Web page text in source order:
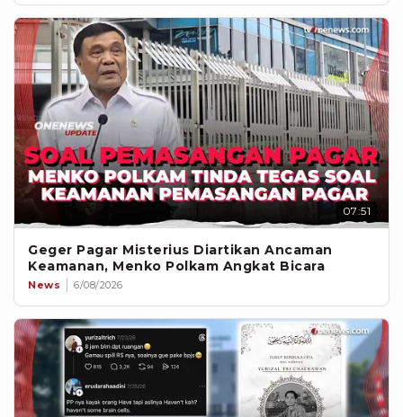
07:51
Geger Pagar Misterius Diartikan Ancaman
Keamanan, Menko Polkam Angkat Bicara
News 6/08/2026